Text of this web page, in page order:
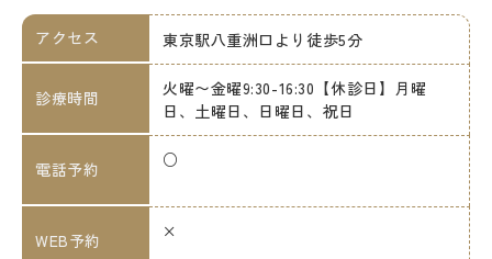
アクセス 東京駅八重洲口より徒歩5分
診療時間
火曜〜金曜9:30-16:30【休診日】月曜
日、土曜日、日曜日、祝日
電話予約 ○
WEB予約 ×